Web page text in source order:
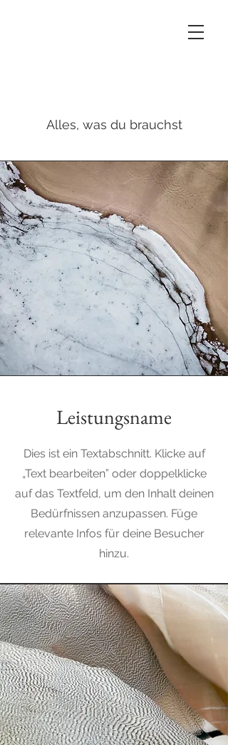
Alles, was du brauchst
Leistungsname
Dies ist ein Textabschnitt. Klicke auf
„Text bearbeiten” oder doppelklicke
auf das Textfeld, um den Inhalt deinen
Bedürfnissen anzupassen. Füge
relevante Infos für deine Besucher
hinzu.